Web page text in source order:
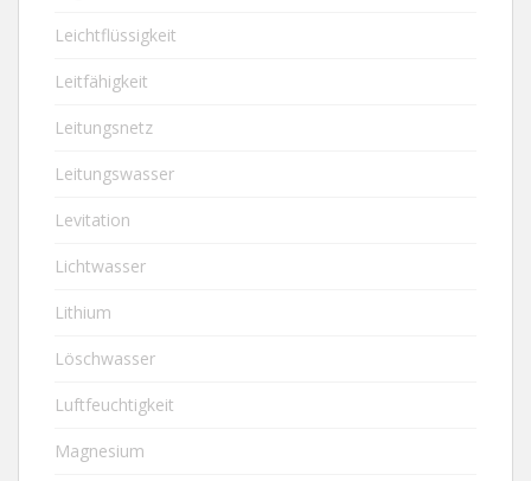
Leichtflüssigkeit
Leitfähigkeit
Leitungsnetz
Leitungswasser
Levitation
Lichtwasser
Lithium
Löschwasser
Luftfeuchtigkeit
Magnesium